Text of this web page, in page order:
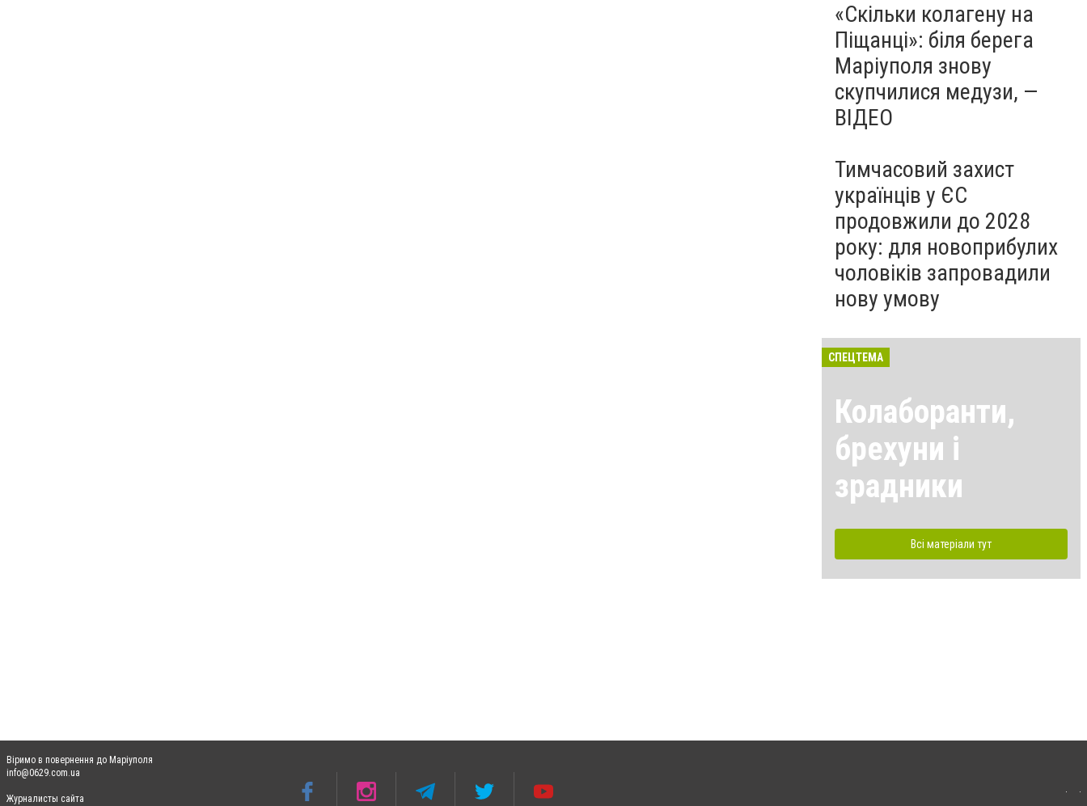
«Скільки колагену на
Піщанці»: біля берега
Маріуполя знову
скупчилися медузи, —
ВІДЕО
Тимчасовий захист
українців у ЄС
продовжили до 2028
року: для новоприбулих
чоловіків запровадили
нову умову
СПЕЦТЕМА
Колаборанти,
брехуни і
зрадники
Всі матеріали тут
Віримо в повернення до Маріуполя
info@0629.com.ua
Журналисты сайта